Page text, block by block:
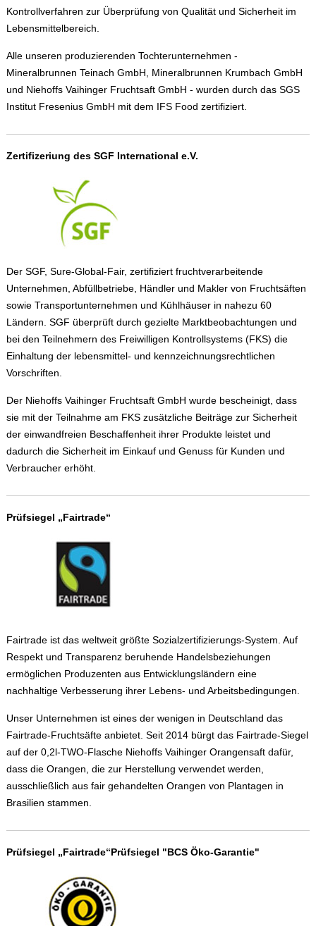
Kontrollverfahren zur Überprüfung von Qualität und Sicherheit im
Lebensmittelbereich.
Alle unseren produzierenden Tochterunternehmen -
Mineralbrunnen Teinach GmbH, Mineralbrunnen Krumbach GmbH
und Niehoffs Vaihinger Fruchtsaft GmbH - wurden durch das SGS
Institut Fresenius GmbH mit dem IFS Food zertifiziert.
Zertifizeriung des SGF International e.V.
Der SGF, Sure-Global-Fair, zertifiziert fruchtverarbeitende
Unternehmen, Abfüllbetriebe, Händler und Makler von Fruchtsäften
sowie Transportunternehmen und Kühlhäuser in nahezu 60
Ländern. SGF überprüft durch gezielte Marktbeobachtungen und
bei den Teilnehmern des Freiwilligen Kontrollsystems (FKS) die
Einhaltung der lebensmittel- und kennzeichnungsrechtlichen
Vorschriften.
Der Niehoffs Vaihinger Fruchtsaft GmbH wurde bescheinigt, dass
sie mit der Teilnahme am FKS zusätzliche Beiträge zur Sicherheit
der einwandfreien Beschaffenheit ihrer Produkte leistet und
dadurch die Sicherheit im Einkauf und Genuss für Kunden und
Verbraucher erhöht.
Prüfsiegel „Fairtrade“
Fairtrade ist das weltweit größte Sozialzertifizierungs-System. Auf
Respekt und Transparenz beruhende Handelsbeziehungen
ermöglichen Produzenten aus Entwicklungsländern eine
nachhaltige Verbesserung ihrer Lebens- und Arbeitsbedingungen.
Unser Unternehmen ist eines der wenigen in Deutschland das
Fairtrade-Fruchtsäfte anbietet. Seit 2014 bürgt das Fairtrade-Siegel
auf der 0,2l-TWO-Flasche Niehoffs Vaihinger Orangensaft dafür,
dass die Orangen, die zur Herstellung verwendet werden,
ausschließlich aus fair gehandelten Orangen von Plantagen in
Brasilien stammen.
Prüfsiegel „Fairtrade“Prüfsiegel "BCS Öko-Garantie"